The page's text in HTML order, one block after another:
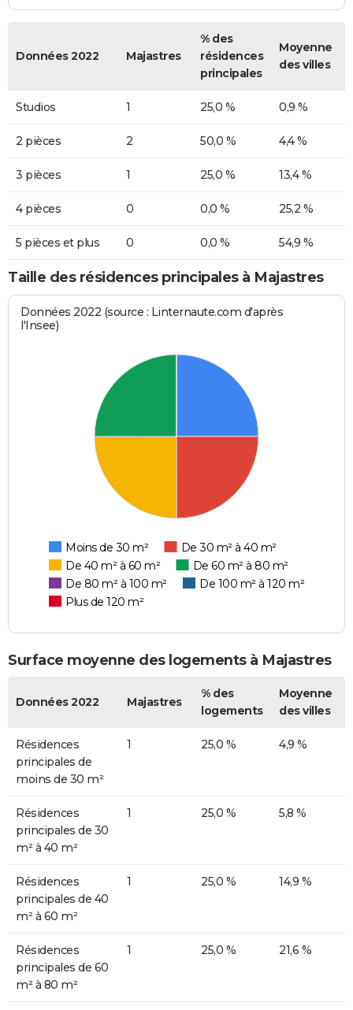
Données 2022 Majastres
% des
résidences
principales
Moyenne
des villes
Studios 1 25,0 % 0,9 %
2 pièces 2 50,0 % 4,4 %
3 pièces 1 25,0 % 13,4 %
4 pièces 0 0,0 % 25,2 %
5 pièces et plus 0 0,0 % 54,9 %
Taille des résidences principales à Majastres
Données 2022 (source : Linternaute.com d'après
l'Insee)
Moins de 30 m²
De 30 m² à 40 m²
De 40 m² à 60 m²
De 60 m² à 80 m²
De 80 m² à 100 m²
De 100 m² à 120 m²
Plus de 120 m²
Surface moyenne des logements à Majastres
Données 2022 Majastres
% des
logements
Moyenne
des villes
Résidences
principales de
moins de 30 m²
1 25,0 % 4,9 %
Résidences
principales de 30
m² à 40 m²
1 25,0 % 5,8 %
Résidences
principales de 40
m² à 60 m²
1 25,0 % 14,9 %
Résidences
principales de 60
m² à 80 m²
1 25,0 % 21,6 %